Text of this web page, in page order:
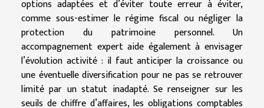
options adaptées et d’éviter toute erreur à éviter,
comme sous-estimer le régime fiscal ou négliger la
protection du patrimoine personnel. Un
accompagnement expert aide également à envisager
l’évolution activité : il faut anticiper la croissance ou
une éventuelle diversification pour ne pas se retrouver
limité par un statut inadapté. Se renseigner sur les
seuils de chiffre d’affaires, les obligations comptables